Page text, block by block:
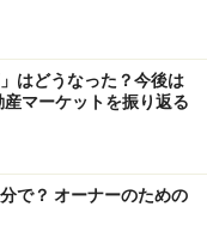
」から税金を搾り
が徴収しやすいた
す。彼らは、相続
まで、なぜかきっ
税で修正申告を求
はどうなった？今後は
マーケットを振り返る
で？ オーナーのための